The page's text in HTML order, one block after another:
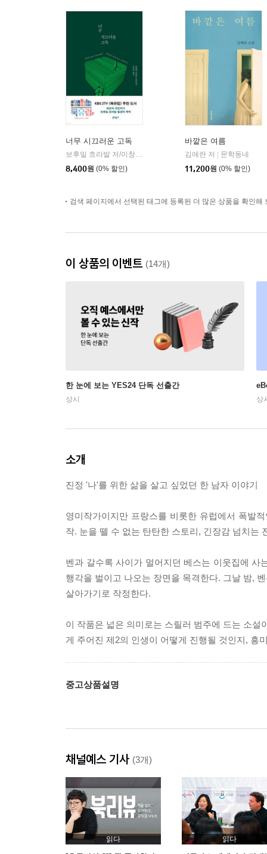
너무 시끄러운 고독
8,400원 (0% 할인)
바깥은 여름
김애란 저 | 문학동네
11,200원 (0% 할인)
검색 페이지에서 선택된 태그에 등록된 더 많은 상품을 확인해
이 상품의 이벤트 (14개)
한 눈에 보는 YES24 단독 선출간
상시 상
소개
진정 '나'를 위한 삶을 살고 싶었던 한 남자 이야기
영미작가이지만 프랑스를 비롯한 유럽에서 폭발
작. 눈을 뗄 수 없는 탄탄한 스토리, 긴장감 넘치는
벤과 갈수록 사이가 멀어지던 베스는 이웃집에
행각을 벌이고 나오는 장면을 목격한다. 그날 밤,
살아가기로 작정한다.
이 작품은 넓은 의미로는 스릴러 범주에 드는 소
게 주어진 제2의 인생이 어떻게 진행될 것인지, 흥
중고상품설명
채널예스 기사 (3개)
읽다 읽다